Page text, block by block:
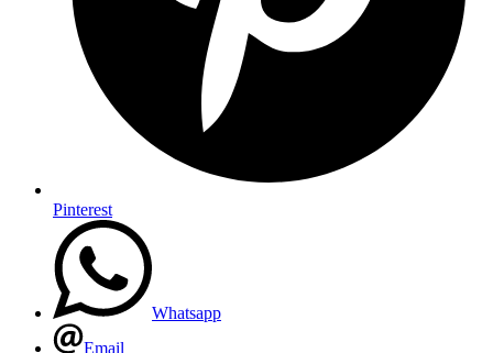
Pinterest
Whatsapp
Email